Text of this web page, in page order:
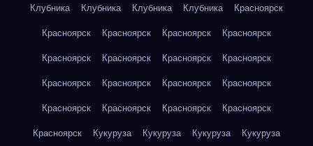
Клубника
Клубника Клубника Клубника
Красноярск
Красноярск
Красноярск Красноярск
Красноярск
Красноярск
Красноярск Красноярск
Красноярск
Красноярск
Красноярск Красноярск
Красноярск
Красноярск
Красноярск Красноярск
Красноярск
Красноярск
Кукуруза Кукуруза Кукуруза
Кукуруза